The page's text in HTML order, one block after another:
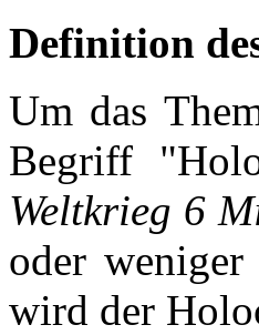
Definition
Um das
Begriff
Weltkrieg 6
oder
wird der